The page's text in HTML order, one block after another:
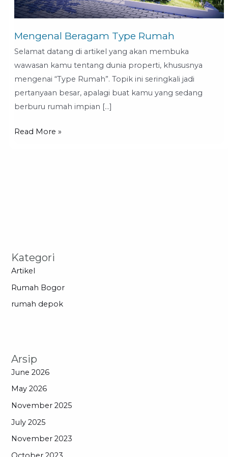
Mengenal Beragam Type Rumah
Selamat datang di artikel yang akan membuka
wawasan kamu tentang dunia properti, khususnya
mengenai “Type Rumah”. Topik ini seringkali jadi
pertanyaan besar, apalagi buat kamu yang sedang
berburu rumah impian […]
Read More »
Kategori
Artikel
Rumah Bogor
rumah depok
Arsip
June 2026
May 2026
November 2025
July 2025
November 2023